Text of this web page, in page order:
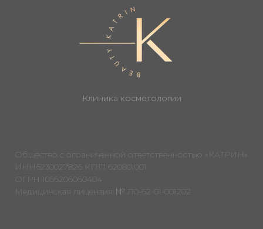
Клиника косметологии
Общество с ограниченной ответственностью «КАТРИН»
ИНН6230027826 КПП 620801001
ОГРН 1056206060404
Медицинская лицензия № Л0-62-01-001202